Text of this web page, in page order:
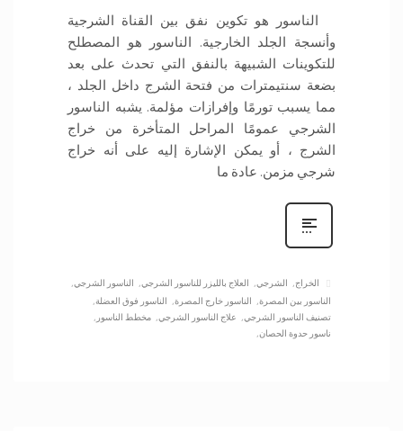
الناسور هو تكوين نفق بين القناة الشرجية
وأنسجة الجلد الخارجية. الناسور هو المصطلح
للتكوينات الشبيهة بالنفق التي تحدث على بعد
بضعة سنتيمترات من فتحة الشرج داخل الجلد ،
مما يسبب تورمًا وإفرازات مؤلمة. يشبه الناسور
الشرجي عمومًا المراحل المتأخرة من خراج
الشرج ، أو يمكن الإشارة إليه على أنه خراج
شرجي مزمن. عادة ما
الخراج الشرجي العلاج بالليزر للناسور الشرجي
الناسور الشرجي
الناسور بين المصرة
الناسور خارج المصرة
الناسور فوق العضلة
تصنيف الناسور الشرجي
علاج الناسور الشرجي
مخطط الناسور
ناسور حدوة الحصان